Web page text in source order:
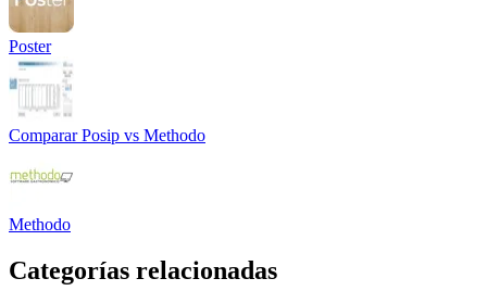
Poster
Comparar Posip vs Methodo
Methodo
Categorías relacionadas